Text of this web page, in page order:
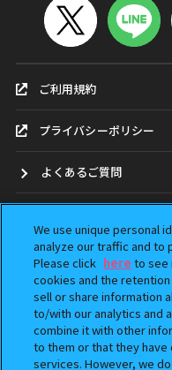
ご利用規約
プライバシーポリシー
よくあるご質問
ガシャポンどこ？
アンケート
ウェブアクセシビリティ
We use unique personal
analyze our traffic and to
Please click here to see
cookies and the
sell or share information
to/with our analytics and
combine it with other
to them or that they
services. However, we